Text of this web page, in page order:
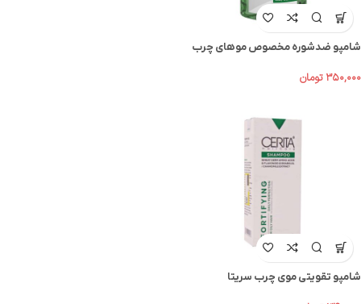
شامپو ضدشوره‌ مخصوص موهای چرب
۳۵۰,۰۰۰ تومان
شامپو تقویتی موی چرب سریتا